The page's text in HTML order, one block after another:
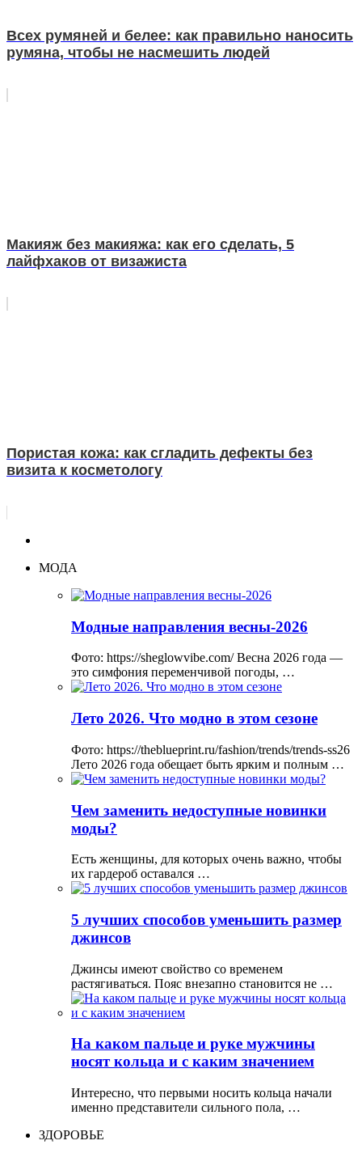
Всех румяней и белее: как правильно наносить
румяна, чтобы не насмешить людей
Макияж без макияжа: как его сделать, 5
лайфхаков от визажиста
Пористая кожа: как сгладить дефекты без
визита к косметологу
МОДА
Модные направления весны-2026
Фото: https://sheglowvibe.com/ Весна 2026 года —
это симфония переменчивой погоды, …
Лето 2026. Что модно в этом сезоне
Фото: https://theblueprint.ru/fashion/trends/trends-ss26
Лето 2026 года обещает быть ярким и полным …
Чем заменить недоступные новинки
моды?
Есть женщины, для которых очень важно, чтобы
их гардероб оставался …
5 лучших способов уменьшить размер
джинсов
Джинсы имеют свойство со временем
растягиваться. Пояс внезапно становится не …
На каком пальце и руке мужчины
носят кольца и с каким значением
Интересно, что первыми носить кольца начали
именно представители сильного пола, …
ЗДОРОВЬЕ